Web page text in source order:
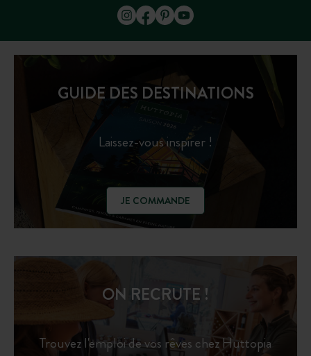
GUIDE DES DESTINATIONS
Laissez-vous inspirer !
JE COMMANDE
ON RECRUTE !
Trouvez l'emploi de vos rêves chez Huttopia